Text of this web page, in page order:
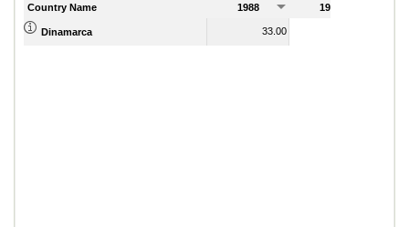
Country Name 1988 1989
Dinamarca 33.00